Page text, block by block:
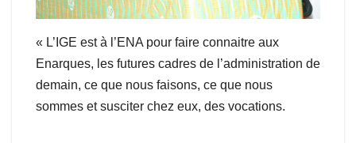
« L’IGE est à l’ENA pour faire connaitre aux
Enarques, les futures cadres de l’administration de
demain, ce que nous faisons, ce que nous
sommes et susciter chez eux, des vocations.